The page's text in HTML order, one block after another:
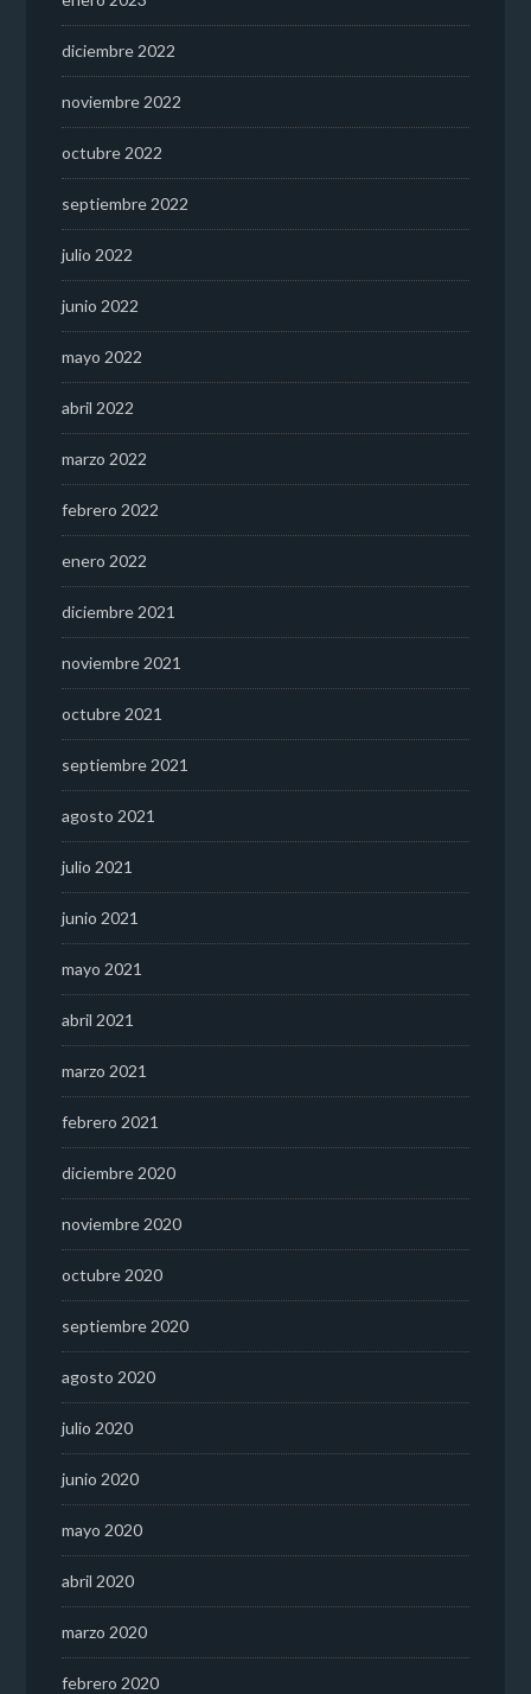
diciembre 2022
noviembre 2022
octubre 2022
septiembre 2022
julio 2022
junio 2022
mayo 2022
abril 2022
marzo 2022
febrero 2022
enero 2022
diciembre 2021
noviembre 2021
octubre 2021
septiembre 2021
agosto 2021
julio 2021
junio 2021
mayo 2021
abril 2021
marzo 2021
febrero 2021
diciembre 2020
noviembre 2020
octubre 2020
septiembre 2020
agosto 2020
julio 2020
junio 2020
mayo 2020
abril 2020
marzo 2020
febrero 2020